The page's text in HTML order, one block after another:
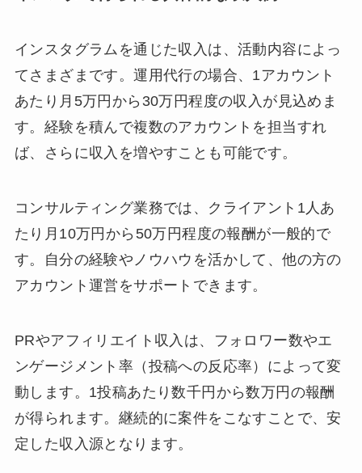
インスタグラムを通じた収入は、活動内容によっ
てさまざまです。運用代行の場合、1アカウント
あたり月5万円から30万円程度の収入が見込めま
す。経験を積んで複数のアカウントを担当すれ
ば、さらに収入を増やすことも可能です。
コンサルティング業務では、クライアント1人あ
たり月10万円から50万円程度の報酬が一般的で
す。自分の経験やノウハウを活かして、他の方の
アカウント運営をサポートできます。
PRやアフィリエイト収入は、フォロワー数やエ
ンゲージメント率（投稿への反応率）によって変
動します。1投稿あたり数千円から数万円の報酬
が得られます。継続的に案件をこなすことで、安
定した収入源となります。